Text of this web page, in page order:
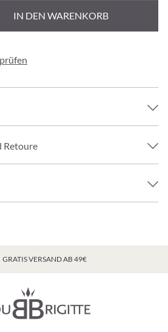
IN DEN WARENKORB
Retoure
GRATIS VERSAND AB 49€